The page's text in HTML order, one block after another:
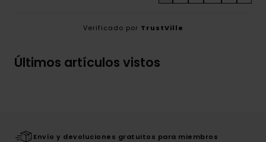
Verificado por TrustVille
Últimos artículos vistos
Envío y devoluciones gratuitos para miembros